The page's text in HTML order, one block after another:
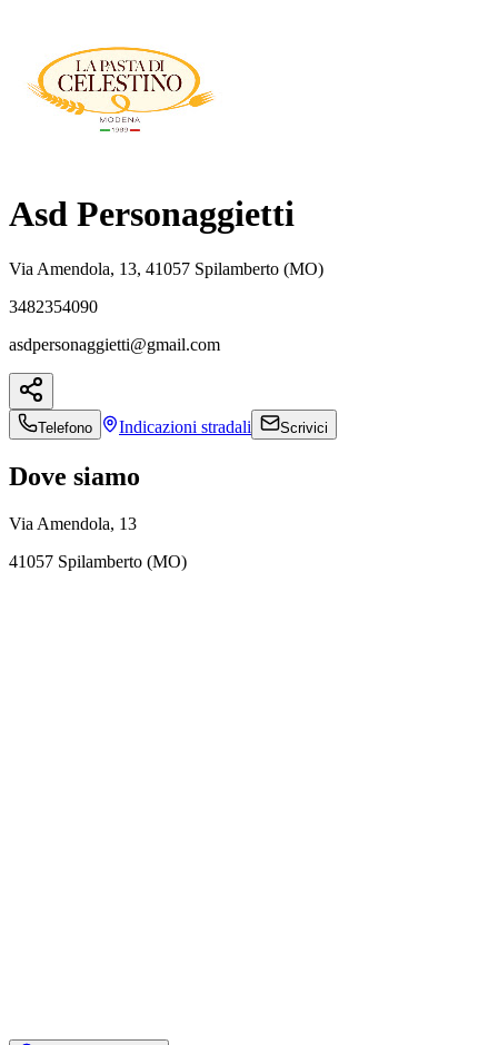
Asd Personaggietti
Via Amendola, 13, 41057 Spilamberto (MO)
3482354090
asdpersonaggietti@gmail.com
Telefono Indicazioni stradali Scrivici
Dove siamo
Via Amendola, 13
41057 Spilamberto (MO)